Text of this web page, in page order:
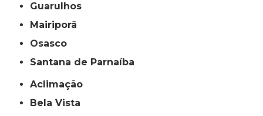
Guarulhos
Mairiporã
Osasco
Santana de Parnaíba
Aclimação
Bela Vista